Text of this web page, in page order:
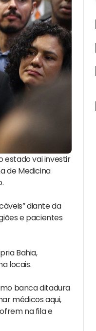
estado vai investir
de Medicina
diante da
e pacientes
Bahia,
locais.
banca ditadura
médicos aqui,
na fila e